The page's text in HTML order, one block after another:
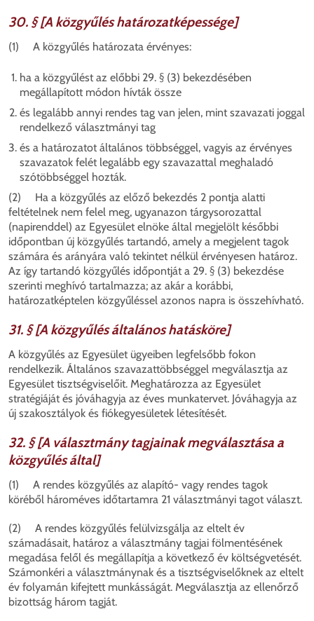
30. § [A közgyűlés határozatképessége]
(1) A közgyűlés határozata érvényes:
ha a közgyűlést az előbbi 29. § (3) bekezdésében
megállapított módon hívták össze
és legalább annyi rendes tag van jelen, mint szavazati joggal
rendelkező választmányi tag
és a határozatot általános többséggel, vagyis az érvényes
szavazatok felét legalább egy szavazattal meghaladó
szótöbbséggel hozták.
(2) Ha a közgyűlés az előző bekezdés 2 pontja alatti
feltételnek nem felel meg, ugyanazon tárgysorozattal
(napirenddel) az Egyesület elnöke által megjelölt későbbi
időpontban új közgyűlés tartandó, amely a megjelent tagok
számára és arányára való tekintet nélkül érvényesen határoz.
Az így tartandó közgyűlés időpontját a 29. § (3) bekezdése
szerinti meghívó tartalmazza; az akár a korábbi,
határozatképtelen közgyűléssel azonos napra is összehívható.
31. § [A közgyűlés általános hatásköre]
A közgyűlés az Egyesület ügyeiben legfelsőbb fokon
rendelkezik. Általános szavazattöbbséggel megválasztja az
Egyesület tisztségviselőit. Meghatározza az Egyesület
stratégiáját és jóváhagyja az éves munkatervet. Jóváhagyja az
új szakosztályok és fiókegyesületek létesítését.
32. § [A választmány tagjainak megválasztása a
közgyűlés által]
(1) A rendes közgyűlés az alapító- vagy rendes tagok
köréből hároméves időtartamra 21 választmányi tagot választ.
(2) A rendes közgyűlés felülvizsgálja az eltelt év
számadásait, határoz a választmány tagjai fölmentésének
megadása felől és megállapítja a következő év költségvetését.
Számonkéri a választmánynak és a tisztségviselőknek az eltelt
év folyamán kifejtett munkásságát. Megválasztja az ellenőrző
bizottság három tagját.